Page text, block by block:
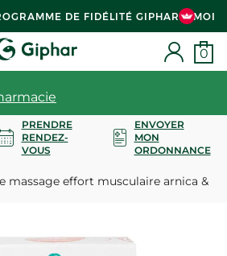
DE FIDÉLITÉ GIPHAR & MOI
0
PRENDRE
RENDEZ-
VOUS
ENVOYER
MON
ORDONNANCE
massage effort musculaire arnica &